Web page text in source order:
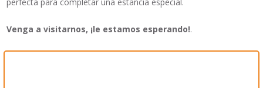
perfecta para completar una estancia especial.
Venga a visitarnos, ¡le estamos esperando!.